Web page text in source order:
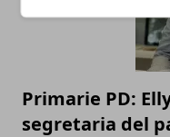
Primarie PD:
segretaria del